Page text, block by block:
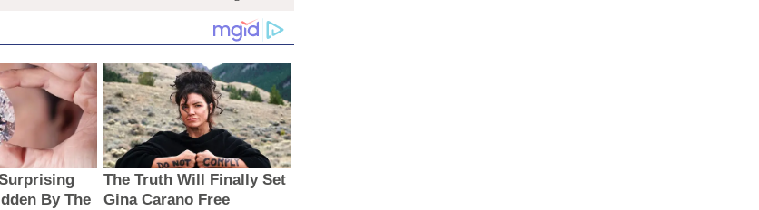
By The
The Truth Will Finally Set
Gina Carano Free